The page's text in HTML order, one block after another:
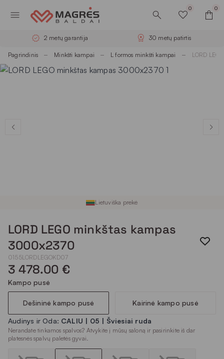
0 0
2 metų garantija 30 metų patirtis
Pagrindinis Minkšti kampai L formos minkšti kampai LORD
Lietuviška prekė
LORD LEGO minkštas kampas
3000x2370
0155LORDLEGOKD07
3 478.00 €
Kampo pusė
Dešininė kampo pusė Kairinė kampo pusė
Audinys ir Oda: CALIU | 05 | Šviesiai ruda
Nerandate tinkamos spalvos? Atvykite į mūsų saloną ir pasirinkite iš dar
platesnės spalvų paletės gyvai.